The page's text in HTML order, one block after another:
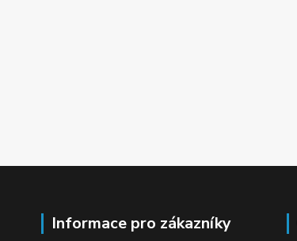
Informace pro zákazníky